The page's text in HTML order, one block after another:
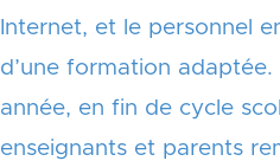
Internet, et le personnel
d’une formation
année, en fin de cycle
enseignants et parents